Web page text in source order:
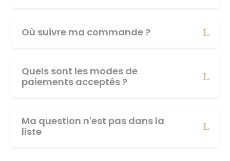
Où suivre ma commande ?
Quels sont les modes de
paiements acceptés ?
Ma question n'est pas dans la
liste